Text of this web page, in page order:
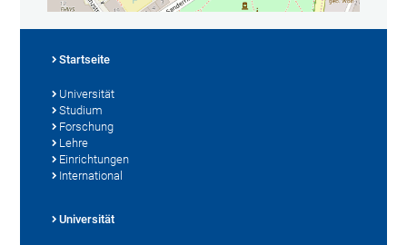
Startseite
Universität
Studium
Forschung
Lehre
Einrichtungen
International
Universität